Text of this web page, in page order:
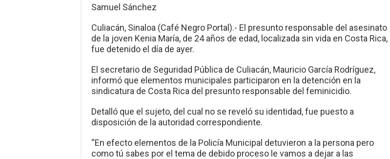
Samuel Sánchez
Culiacán, Sinaloa (Café Negro Portal).- El presunto responsable del asesinato
de la joven Kenia María, de 24 años de edad, localizada sin vida en Costa Rica,
fue detenido el día de ayer.
El secretario de Seguridad Pública de Culiacán, Mauricio García Rodríguez,
informó que elementos municipales participaron en la detención en la
sindicatura de Costa Rica del presunto responsable del feminicidio.
Detalló que el sujeto, del cual no se reveló su identidad, fue puesto a
disposición de la autoridad correspondiente.
“En efecto elementos de la Policía Municipal detuvieron a la persona pero
como tú sabes por el tema de debido proceso le vamos a dejar a las